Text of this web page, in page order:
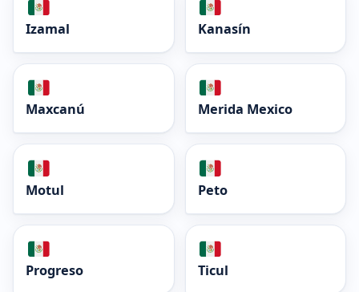
Izamal Kanasín
Maxcanú Merida Mexico
Motul Peto
Progreso Ticul